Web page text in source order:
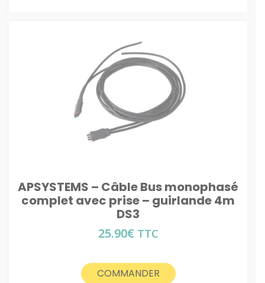
APSYSTEMS – Câble Bus monophasé
complet avec prise – guirlande 4m
DS3
25.90€ TTC
COMMANDER